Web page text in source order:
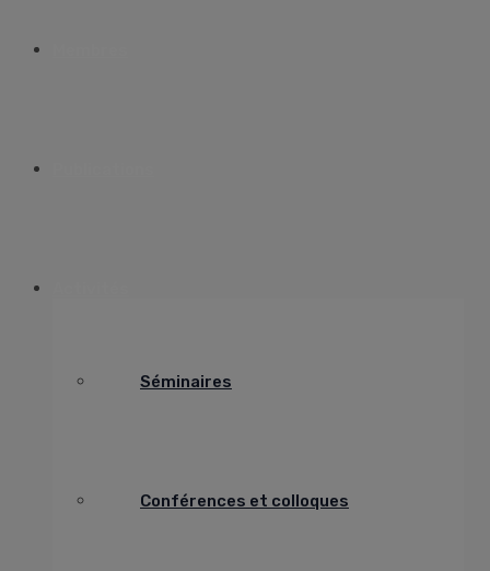
Séminaires
Conférences et colloques